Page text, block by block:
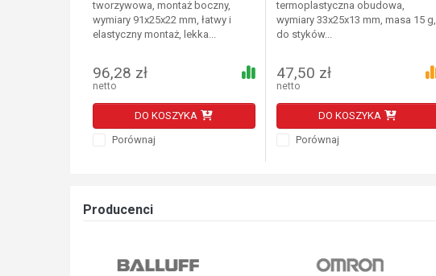
tworzywowa, montaż boczny,
wymiary 91x25x22 mm, łatwy i
elastyczny montaż, lekka...
96,28 zł
netto
DO KOSZYKA
Porównaj
termoplastyczna obudowa,
wymiary 33x25x13 mm, masa 15 g,
do styków...
47,50 zł
netto
DO KOSZYKA
Porównaj
Producenci